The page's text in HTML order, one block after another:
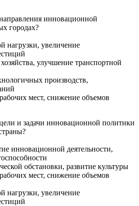
инновационной
городах?
нагрузки, увеличение
улучшение транспортной
производств,
мест, снижение объемов
и задачи инновационной политики
инновационной деятельности,
обстановки, развитие культуры
мест, снижение объемов
нагрузки, увеличение